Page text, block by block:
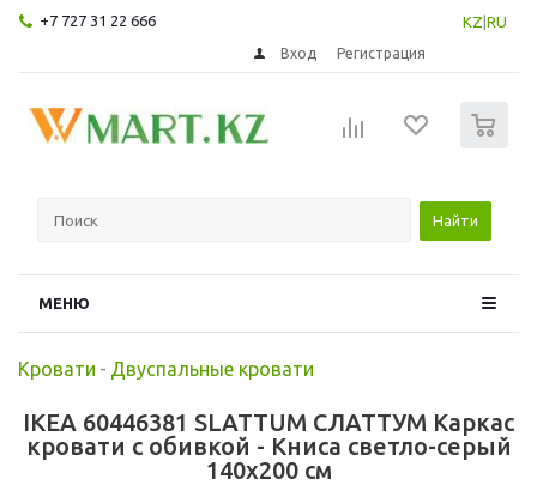
+7 727 31 22 666 KZ RU
Вход Регистрация
Найти
МЕНЮ
Кровати - Двуспальные кровати
IKEA 60446381 SLATTUM СЛАТТУМ Каркас
кровати с обивкой - Книса светло-серый
140x200 см